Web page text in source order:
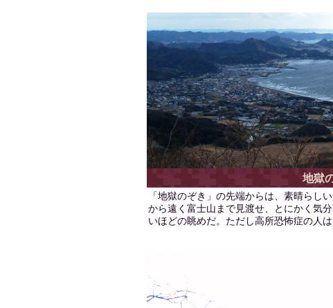
地獄
「地獄のぞき」の先端からは、素晴らし
から遠く富士山まで見渡せ、とにかく気
いほどの眺めだ。ただし高所恐怖症の人